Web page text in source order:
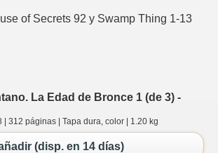
of Secrets 92 y Swamp Thing 1-13
La Edad de Bronce 1 (de 3) -
| 312 páginas | Tapa dura, color | 1.20 kg
(disp. en 14 días)